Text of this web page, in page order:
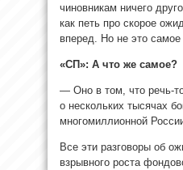
чиновникам ничего
как петь про скорое
вперед. Но не это самое
«СП»: А что же самое?
— Оно в том, что речь-
о нескольких тысячах
многомиллионной
Все эти разговоры об
взрывного роста